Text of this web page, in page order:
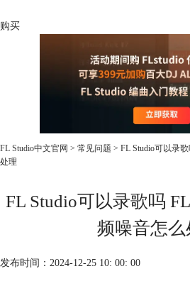
购买
FL Studio中文官网 > 常见问题 > FL Studio可以录
处理
FL Studio可以录歌吗
频噪音怎么
发布时间：2024-12-25 10: 00: 00